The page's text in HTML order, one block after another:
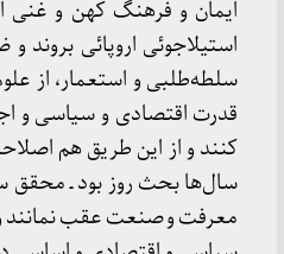
ایمان و فرهنگ کهن و
استیلاجوئی اروپائی
سلطه‌طلبی و استعمار، از
قدرت اقتصادی و سیاسی و
کنند و از این طریق هم
سال‌ها بحث روز بود ـ محقق
معرفت و صنعت عقب نمانند و